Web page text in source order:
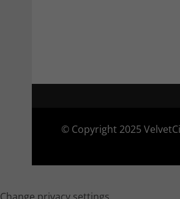
© Copyright 2025